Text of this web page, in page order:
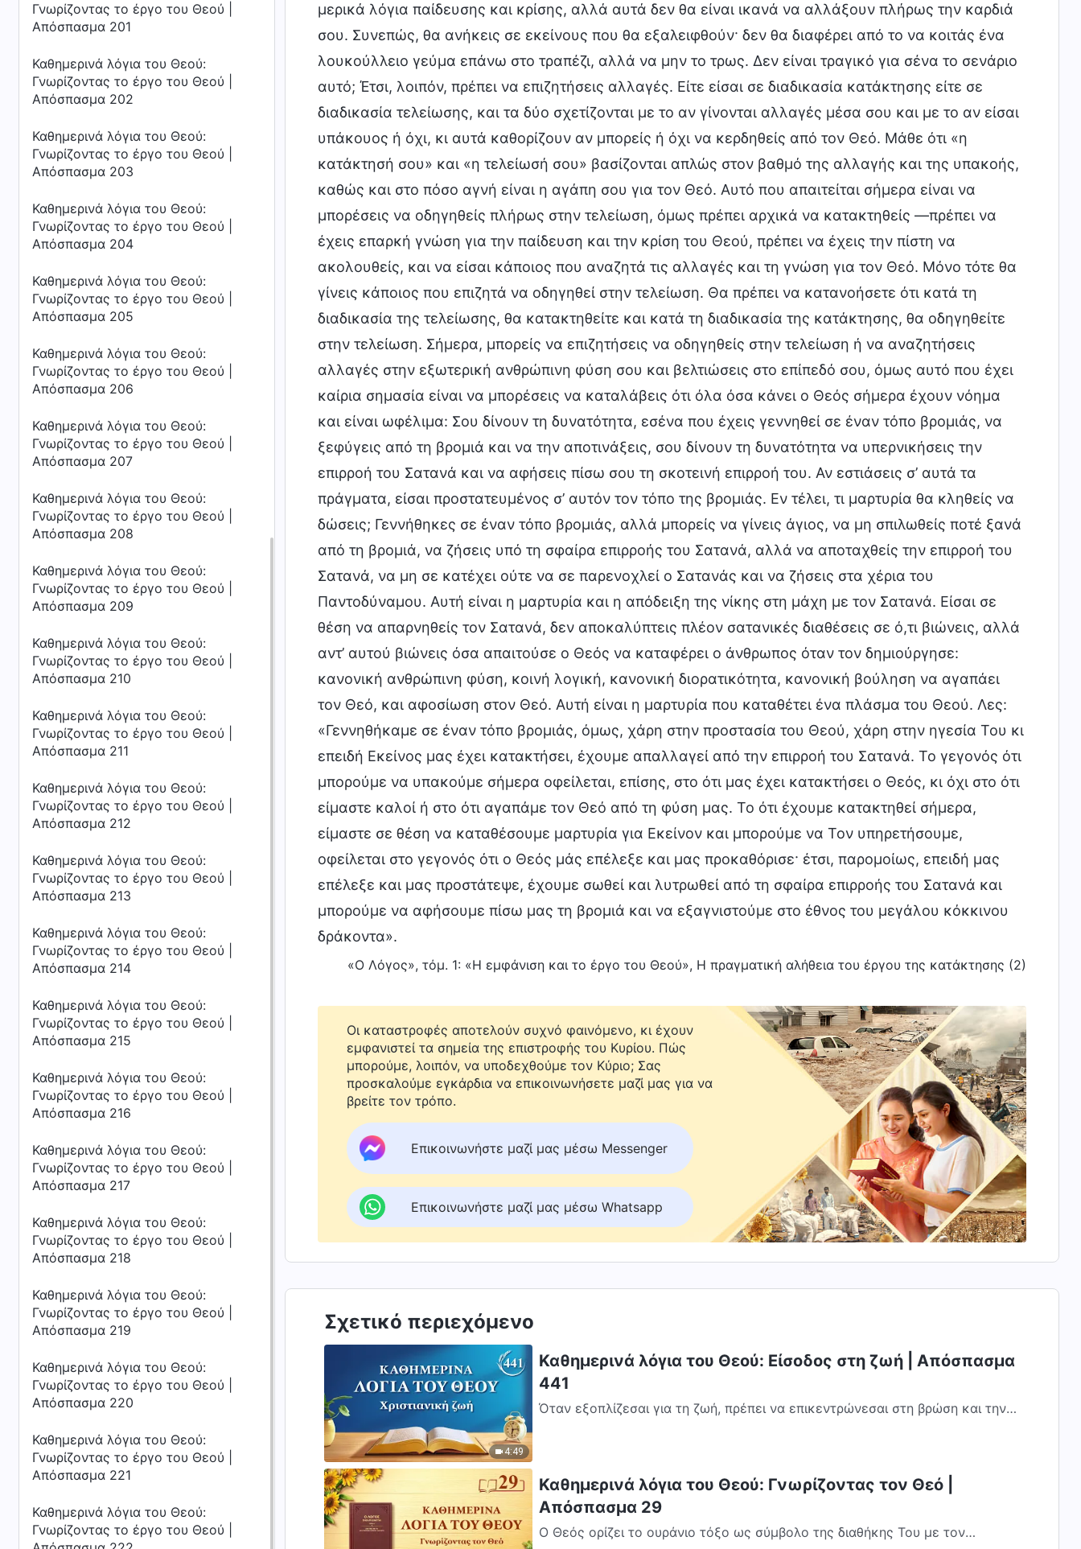
Γνωρίζοντας το έργο του Θεού |
Απόσπασμα 201
Καθημερινά λόγια του Θεού:
Γνωρίζοντας το έργο του Θεού |
Απόσπασμα 202
Καθημερινά λόγια του Θεού:
Γνωρίζοντας το έργο του Θεού |
Απόσπασμα 203
Καθημερινά λόγια του Θεού:
Γνωρίζοντας το έργο του Θεού |
Απόσπασμα 204
Καθημερινά λόγια του Θεού:
Γνωρίζοντας το έργο του Θεού |
Απόσπασμα 205
Καθημερινά λόγια του Θεού:
Γνωρίζοντας το έργο του Θεού |
Απόσπασμα 206
Καθημερινά λόγια του Θεού:
Γνωρίζοντας το έργο του Θεού |
Απόσπασμα 207
Καθημερινά λόγια του Θεού:
Γνωρίζοντας το έργο του Θεού |
Απόσπασμα 208
Καθημερινά λόγια του Θεού:
Γνωρίζοντας το έργο του Θεού |
Απόσπασμα 209
Καθημερινά λόγια του Θεού:
Γνωρίζοντας το έργο του Θεού |
Απόσπασμα 210
Καθημερινά λόγια του Θεού:
Γνωρίζοντας το έργο του Θεού |
Απόσπασμα 211
Καθημερινά λόγια του Θεού:
Γνωρίζοντας το έργο του Θεού |
Απόσπασμα 212
Καθημερινά λόγια του Θεού:
Γνωρίζοντας το έργο του Θεού |
Απόσπασμα 213
Καθημερινά λόγια του Θεού:
Γνωρίζοντας το έργο του Θεού |
Απόσπασμα 214
Καθημερινά λόγια του Θεού:
Γνωρίζοντας το έργο του Θεού |
Απόσπασμα 215
Καθημερινά λόγια του Θεού:
Γνωρίζοντας το έργο του Θεού |
Απόσπασμα 216
Καθημερινά λόγια του Θεού:
Γνωρίζοντας το έργο του Θεού |
Απόσπασμα 217
Καθημερινά λόγια του Θεού:
Γνωρίζοντας το έργο του Θεού |
Απόσπασμα 218
Καθημερινά λόγια του Θεού:
Γνωρίζοντας το έργο του Θεού |
Απόσπασμα 219
Καθημερινά λόγια του Θεού:
Γνωρίζοντας το έργο του Θεού |
Απόσπασμα 220
Καθημερινά λόγια του Θεού:
Γνωρίζοντας το έργο του Θεού |
Απόσπασμα 221
Καθημερινά λόγια του Θεού:
Γνωρίζοντας το έργο του Θεού |
μερικά λόγια παίδευσης και κρίσης, αλλά αυτά δεν θα είναι ικανά να αλλάξουν πλήρως την καρδιά
σου. Συνεπώς, θα ανήκεις σε εκείνους που θα εξαλειφθούν· δεν θα διαφέρει από το να κοιτάς ένα
λουκούλλειο γεύμα επάνω στο τραπέζι, αλλά να μην το τρως. Δεν είναι τραγικό για σένα το σενάριο
αυτό; Έτσι, λοιπόν, πρέπει να επιζητήσεις αλλαγές. Είτε είσαι σε διαδικασία κατάκτησης είτε σε
διαδικασία τελείωσης, και τα δύο σχετίζονται με το αν γίνονται αλλαγές μέσα σου και με το αν είσαι
υπάκουος ή όχι, κι αυτά καθορίζουν αν μπορείς ή όχι να κερδηθείς από τον Θεό. Μάθε ότι «η
κατάκτησή σου» και «η τελείωσή σου» βασίζονται απλώς στον βαθμό της αλλαγής και της υπακοής,
καθώς και στο πόσο αγνή είναι η αγάπη σου για τον Θεό. Αυτό που απαιτείται σήμερα είναι να
μπορέσεις να οδηγηθείς πλήρως στην τελείωση, όμως πρέπει αρχικά να κατακτηθείς —πρέπει να
έχεις επαρκή γνώση για την παίδευση και την κρίση του Θεού, πρέπει να έχεις την πίστη να
ακολουθείς, και να είσαι κάποιος που αναζητά τις αλλαγές και τη γνώση για τον Θεό. Μόνο τότε θα
γίνεις κάποιος που επιζητά να οδηγηθεί στην τελείωση. Θα πρέπει να κατανοήσετε ότι κατά τη
διαδικασία της τελείωσης, θα κατακτηθείτε και κατά τη διαδικασία της κατάκτησης, θα οδηγηθείτε
στην τελείωση. Σήμερα, μπορείς να επιζητήσεις να οδηγηθείς στην τελείωση ή να αναζητήσεις
αλλαγές στην εξωτερική ανθρώπινη φύση σου και βελτιώσεις στο επίπεδό σου, όμως αυτό που έχει
καίρια σημασία είναι να μπορέσεις να καταλάβεις ότι όλα όσα κάνει ο Θεός σήμερα έχουν νόημα
και είναι ωφέλιμα: Σου δίνουν τη δυνατότητα, εσένα που έχεις γεννηθεί σε έναν τόπο βρομιάς, να
ξεφύγεις από τη βρομιά και να την αποτινάξεις, σου δίνουν τη δυνατότητα να υπερνικήσεις την
επιρροή του Σατανά και να αφήσεις πίσω σου τη σκοτεινή επιρροή του. Αν εστιάσεις σ’ αυτά τα
πράγματα, είσαι προστατευμένος σ’ αυτόν τον τόπο της βρομιάς. Εν τέλει, τι μαρτυρία θα κληθείς να
δώσεις; Γεννήθηκες σε έναν τόπο βρομιάς, αλλά μπορείς να γίνεις άγιος, να μη σπιλωθείς ποτέ ξανά
από τη βρομιά, να ζήσεις υπό τη σφαίρα επιρροής του Σατανά, αλλά να αποταχθείς την επιρροή του
Σατανά, να μη σε κατέχει ούτε να σε παρενοχλεί ο Σατανάς και να ζήσεις στα χέρια του
Παντοδύναμου. Αυτή είναι η μαρτυρία και η απόδειξη της νίκης στη μάχη με τον Σατανά. Είσαι σε
θέση να απαρνηθείς τον Σατανά, δεν αποκαλύπτεις πλέον σατανικές διαθέσεις σε ό,τι βιώνεις, αλλά
αντ’ αυτού βιώνεις όσα απαιτούσε ο Θεός να καταφέρει ο άνθρωπος όταν τον δημιούργησε:
κανονική ανθρώπινη φύση, κοινή λογική, κανονική διορατικότητα, κανονική βούληση να αγαπάει
τον Θεό, και αφοσίωση στον Θεό. Αυτή είναι η μαρτυρία που καταθέτει ένα πλάσμα του Θεού. Λες:
«Γεννηθήκαμε σε έναν τόπο βρομιάς, όμως, χάρη στην προστασία του Θεού, χάρη στην ηγεσία Του κι
επειδή Εκείνος μας έχει κατακτήσει, έχουμε απαλλαγεί από την επιρροή του Σατανά. Το γεγονός ότι
μπορούμε να υπακούμε σήμερα οφείλεται, επίσης, στο ότι μας έχει κατακτήσει ο Θεός, κι όχι στο ότι
είμαστε καλοί ή στο ότι αγαπάμε τον Θεό από τη φύση μας. Το ότι έχουμε κατακτηθεί σήμερα,
είμαστε σε θέση να καταθέσουμε μαρτυρία για Εκείνον και μπορούμε να Τον υπηρετήσουμε,
οφείλεται στο γεγονός ότι ο Θεός μάς επέλεξε και μας προκαθόρισε· έτσι, παρομοίως, επειδή μας
επέλεξε και μας προστάτεψε, έχουμε σωθεί και λυτρωθεί από τη σφαίρα επιρροής του Σατανά και
μπορούμε να αφήσουμε πίσω μας τη βρομιά και να εξαγνιστούμε στο έθνος του μεγάλου κόκκινου
δράκοντα».
«Ο Λόγος», τόμ. 1: «Η εμφάνιση και το έργο του Θεού», Η πραγματική αλήθεια του έργου της κατάκτησης (2)
Οι καταστροφές αποτελούν συχνό φαινόμενο, κι έχουν
εμφανιστεί τα σημεία της επιστροφής του Κυρίου. Πώς
μπορούμε, λοιπόν, να υποδεχθούμε τον Κύριο; Σας
προσκαλούμε εγκάρδια να επικοινωνήσετε μαζί μας για να
βρείτε τον τρόπο.
Επικοινωνήστε μαζί μας μέσω Messenger
Επικοινωνήστε μαζί μας μέσω Whatsapp
Σχετικό περιεχόμενο
4:49
Καθημερινά λόγια του Θεού: Είσοδος στη ζωή | Απόσπασμα
441
Όταν εξοπλίζεσαι για τη ζωή, πρέπει να επικεντρώνεσαι στη βρώση και την
Καθημερινά λόγια του Θεού: Γνωρίζοντας τον Θεό |
Απόσπασμα 29
Ο Θεός ορίζει το ουράνιο τόξο ως σύμβολο της διαθήκης Του με τον